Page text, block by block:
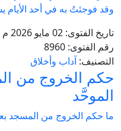
وقد فوجئتُ به في أحد الأيام
تاريخ الفتوى:
رقم الفتوى:
التصنيف: آداب وأخلاق
حكم الخروج من
الموحَّد
ما حكم الخروج من المسجد